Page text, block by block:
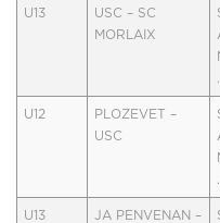
U13
USC – SC
MORLAIX
U12
PLOZEVET –
USC
.
U13
JA PENVENAN –